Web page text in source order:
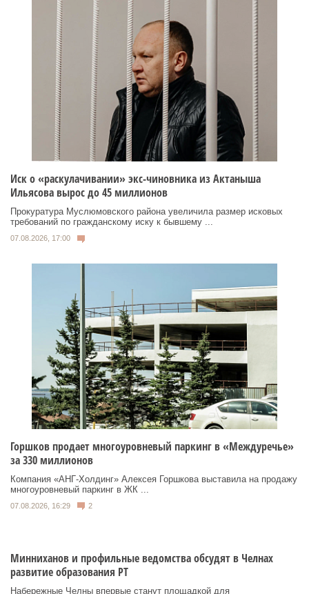
Иск о «раскулачивании» экс-чиновника из Актаныша
Ильясова вырос до 45 миллионов
Прокуратура Муслюмовского района увеличила размер исковых
требований по гражданскому иску к бывшему ...
07.08.2026, 17:00
Горшков продает многоуровневый паркинг в «Междуречье»
за 330 миллионов
Компания «АНГ-Холдинг» Алексея Горшкова выставила на продажу
многоуровневый паркинг в ЖК ...
07.08.2026, 16:29 2
Минниханов и профильные ведомства обсудят в Челнах
развитие образования РТ
Набережные Челны впервые станут площадкой для